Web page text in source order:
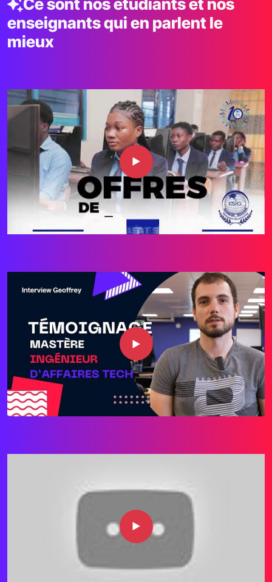
Ce sont nos étudiants et nos
enseignants qui en parlent le
mieux